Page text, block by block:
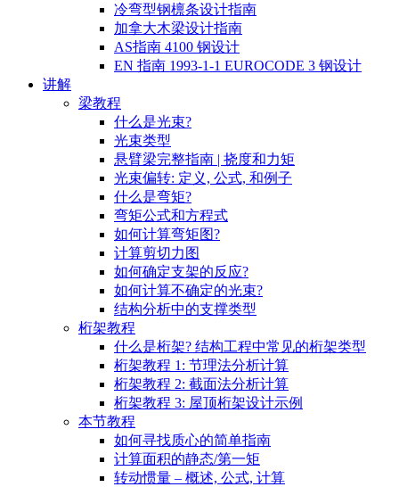
冷弯型钢檩条设计指南
加拿大木梁设计指南
AS指南 4100 钢设计
EN 指南 1993-1-1 EUROCODE 3 钢设计
讲解
梁教程
什么是光束?
光束类型
悬臂梁完整指南 | 挠度和力矩
光束偏转: 定义, 公式, 和例子
什么是弯矩?
弯矩公式和方程式
如何计算弯矩图?
计算剪切力图
如何确定支架的反应?
如何计算不确定的光束?
结构分析中的支撑类型
桁架教程
什么是桁架? 结构工程中常见的桁架类型
桁架教程 1: 节理法分析计算
桁架教程 2: 截面法分析计算
桁架教程 3: 屋顶桁架设计示例
本节教程
如何寻找质心的简单指南
计算面积的静态/第一矩
转动惯量 – 概述, 公式, 计算